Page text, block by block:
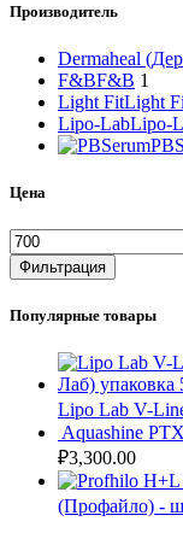
Производитель
Dermaheal
F&BF&B 1
Light FitLight
Lipo-LabLipo-
Цена
Минимальная
цена
Фильтрация
Популярные товары
Lipo Lab V-
Aquashine
₽3,300.00
(Профайло) -